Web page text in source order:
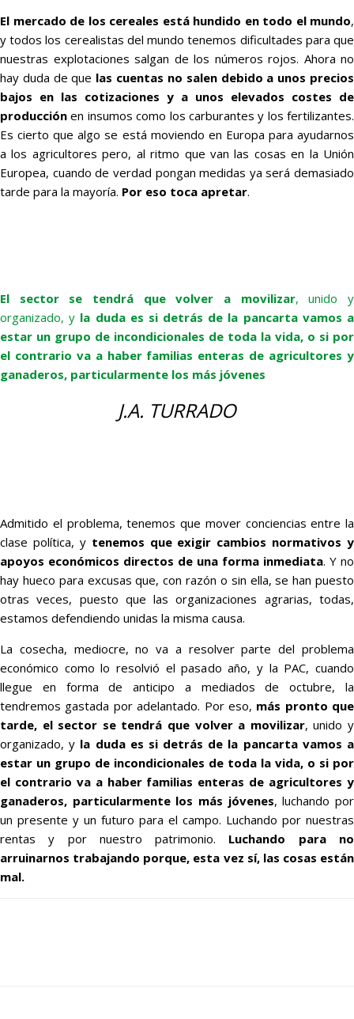
El mercado de los cereales está hundido en todo el mundo,
y todos los cerealistas del mundo tenemos dificultades para que
nuestras explotaciones salgan de los números rojos. Ahora no
hay duda de que las cuentas no salen debido a unos precios
bajos en las cotizaciones y a unos elevados costes de
producción en insumos como los carburantes y los fertilizantes.
Es cierto que algo se está moviendo en Europa para ayudarnos
a los agricultores pero, al ritmo que van las cosas en la Unión
Europea, cuando de verdad pongan medidas ya será demasiado
tarde para la mayoría. Por eso toca apretar.
El sector se tendrá que volver a movilizar, unido y
organizado, y la duda es si detrás de la pancarta vamos a
estar un grupo de incondicionales de toda la vida, o si por
el contrario va a haber familias enteras de agricultores y
ganaderos, particularmente los más jóvenes
J.A. TURRADO
Admitido el problema, tenemos que mover conciencias entre la
clase política, y tenemos que exigir cambios normativos y
apoyos económicos directos de una forma inmediata. Y no
hay hueco para excusas que, con razón o sin ella, se han puesto
otras veces, puesto que las organizaciones agrarias, todas,
estamos defendiendo unidas la misma causa.
La cosecha, mediocre, no va a resolver parte del problema
económico como lo resolvió el pasado año, y la PAC, cuando
llegue en forma de anticipo a mediados de octubre, la
tendremos gastada por adelantado. Por eso, más pronto que
tarde, el sector se tendrá que volver a movilizar, unido y
organizado, y la duda es si detrás de la pancarta vamos a
estar un grupo de incondicionales de toda la vida, o si por
el contrario va a haber familias enteras de agricultores y
ganaderos, particularmente los más jóvenes, luchando por
un presente y un futuro para el campo. Luchando por nuestras
rentas y por nuestro patrimonio. Luchando para no
arruinarnos trabajando porque, esta vez sí, las cosas están
mal.